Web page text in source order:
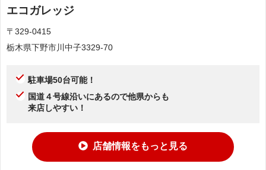
エコガレッジ
〒329-0415
栃木県下野市川中子3329-70
駐車場50台可能！
国道４号線沿いにあるので他県からも
来店しやすい！
店舗情報をもっと見る